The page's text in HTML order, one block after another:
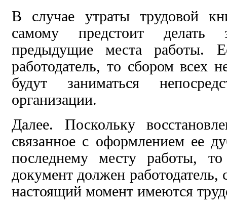
В случае утраты трудовой
самому
предстоит
предыдущие места работы.
работодатель, то сбором всех
будут заниматься
организации.
Далее. Поскольку
связанное с оформлением ее
последнему месту работы,
документ должен
настоящий момент имеются